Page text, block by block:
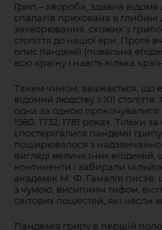
Грип – хвороба, здавна відома
спалахів прихована в глибині
захворювання, схожих з
століття до нашої ери. Проте
опис пандемії (повальна
всю країну і навіть кілька
Таким чином, вважається, що
відомий людству з XII
одна за одною прокочувалися
1580, 1732, 1781 роках. Тільки
спостерігалися пандемії
поширювалося з
вигляді величезних
континенти і забирали
академік М. Ф. Гамалія писав,
з чумою, висипним тифом,
світових пошестей, які несли
Пандемія грипу в першій